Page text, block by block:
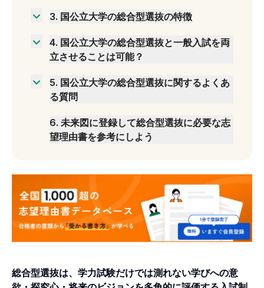
関東地方
近畿地方
中国・四国地方
九州地方
東北地方
関東地方
中部地方
中国・四国地方
九州地方
3. 国公立大学の総合型選抜の特徴
募集人数が少ない
評定平均を設定しない大学が増えている
4. 国公立大学の総合型選抜と一般入試を両
立させることは可能？
総合型選抜と一般入試のそれぞれで必要な対策
総合型選抜と一般入試を両立させるためのポイ
5. 国公立大学の総合型選抜に関するよくあ
る質問
る？
総合型選抜の地域枠とは？
6. 未来図に登録して総合型選抜に必要な志
望理由書を参考にしよう
総合型選抜は、学力試験だけでは測れない学びへの意